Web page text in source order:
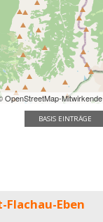
OpenStreetMap-Mitwirkende
BASIS EINTRÄGE
Eben